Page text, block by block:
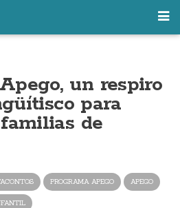
un respiro
para
de
PROGRAMA APEGO APEGO